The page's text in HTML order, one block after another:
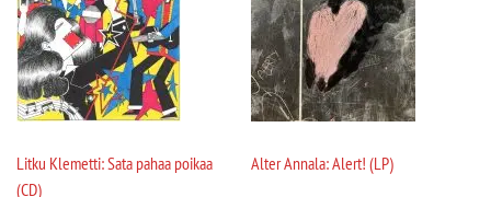
Litku Klemetti: Sata pahaa poikaa
(CD)
Alter Annala: Alert! (LP)